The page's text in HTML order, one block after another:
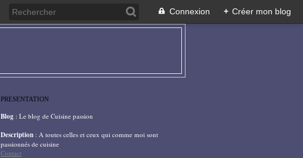
Connexion + Créer mon blog
PRÉSENTATION
Blog : Le blog de Cuisine passion
Description : A toutes celles et ceux qui comme moi sont
passionnés de cuisine
Contact